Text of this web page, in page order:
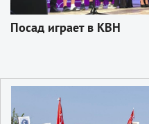
Посад играет в КВН